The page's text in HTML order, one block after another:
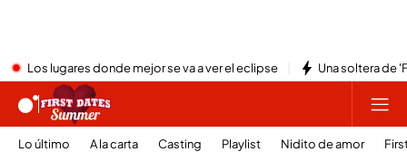
Los lugares donde mejor se va a ver el eclipse Una soltera de
Lo último A la carta Casting Playlist Nidito de amor